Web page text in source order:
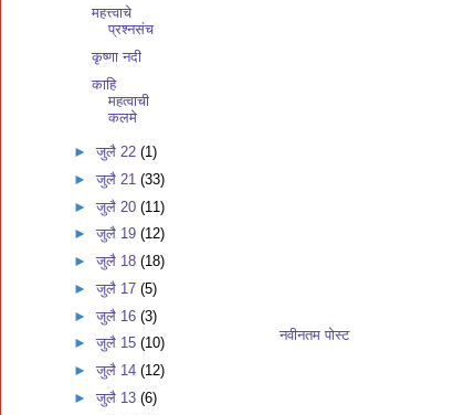
नवीनतम पोस्ट
महत्त्वाचे
प्रश्नसंच
कृष्णा नदी
काहि
महत्वाची
कलमे
►जुलै 22(1)
►जुलै 21(33)
►जुलै 20(11)
►जुलै 19(12)
►जुलै 18(18)
►जुलै 17(5)
►जुलै 16(3)
►जुलै 15(10)
►जुलै 14(12)
►जुलै 13(6)